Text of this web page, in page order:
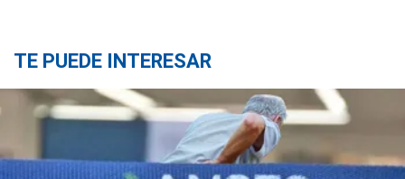
TE PUEDE INTERESAR